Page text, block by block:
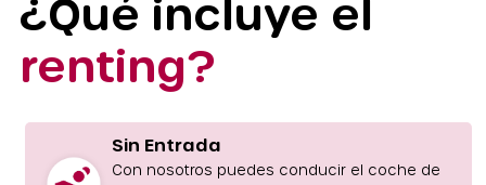
¿Qué incluye el
renting?
Sin Entrada
Con nosotros puedes conducir el coche de